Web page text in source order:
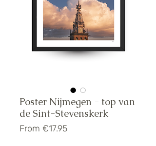
Poster Nijmegen - top van
de Sint-Stevenskerk
From €17.95Sale